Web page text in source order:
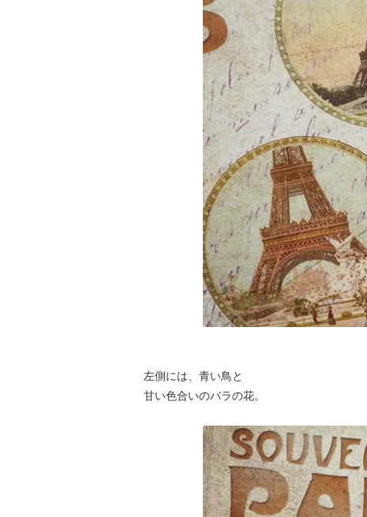
左側には、青い鳥と
甘い色合いのバラの花。